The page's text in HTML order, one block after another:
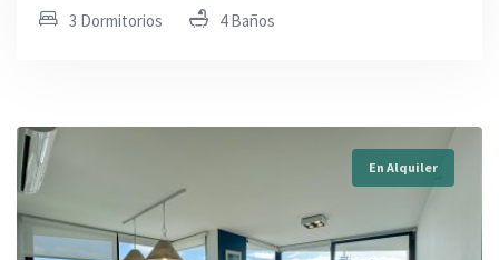
3 Dormitorios 4 Baños
En Alquiler